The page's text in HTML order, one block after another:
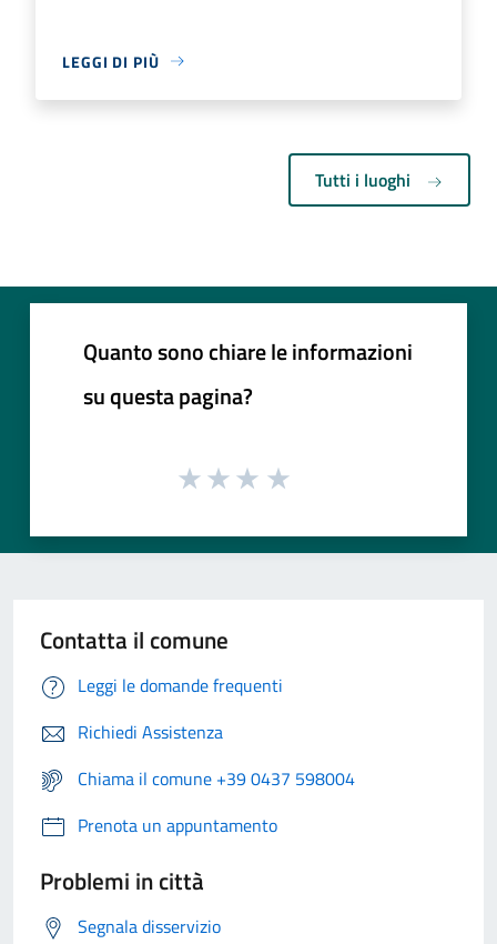
LEGGI DI PIÙ
Tutti i luoghi
Quanto sono chiare le informazioni
su questa pagina?
Contatta il comune
Leggi le domande frequenti
Richiedi Assistenza
Chiama il comune +39 0437 598004
Prenota un appuntamento
Problemi in città
Segnala disservizio